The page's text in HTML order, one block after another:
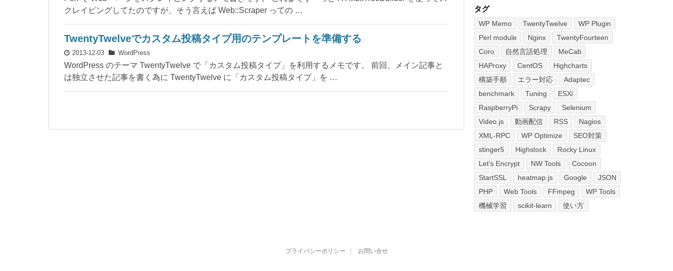
クレイピングしてたのですが、そう言えば Web::Scraper っての …
TwentyTwelveでカスタム投稿タイプ用のテンプレートを準備する
2013-12-03 WordPress
WordPress のテーマ TwentyTwelve で「カスタム投稿タイプ」を利用するメモです。 前回、メイン記事と
は独立させた記事を書く為に TwentyTwelve に「カスタム投稿タイプ」を …
タグ
WP Memo TwentyTwelve
WP Plugin
Perl module
Nginx
TwentyFourteen
Coro
自然言語処理
MeCab
HAProxy
CentOS
Highcharts
構築手順
エラー対応
Adaptec
benchmark
Tuning
ESXi
RaspberryPi
Scrapy
Selenium
Video.js
動画配信 RSS
Nagios
XML-RPC
WP Optimize
SEO対策
stinger5
Highstock
Rocky Linux
Let's Encrypt
NW Tools
Cocoon
StartSSL
heatmap.js Google
JSON
PHP
Web Tools FFmpeg
WP Tools
機械学習
scikit-learn 使い方
プライバシーポリシー お問い合せ